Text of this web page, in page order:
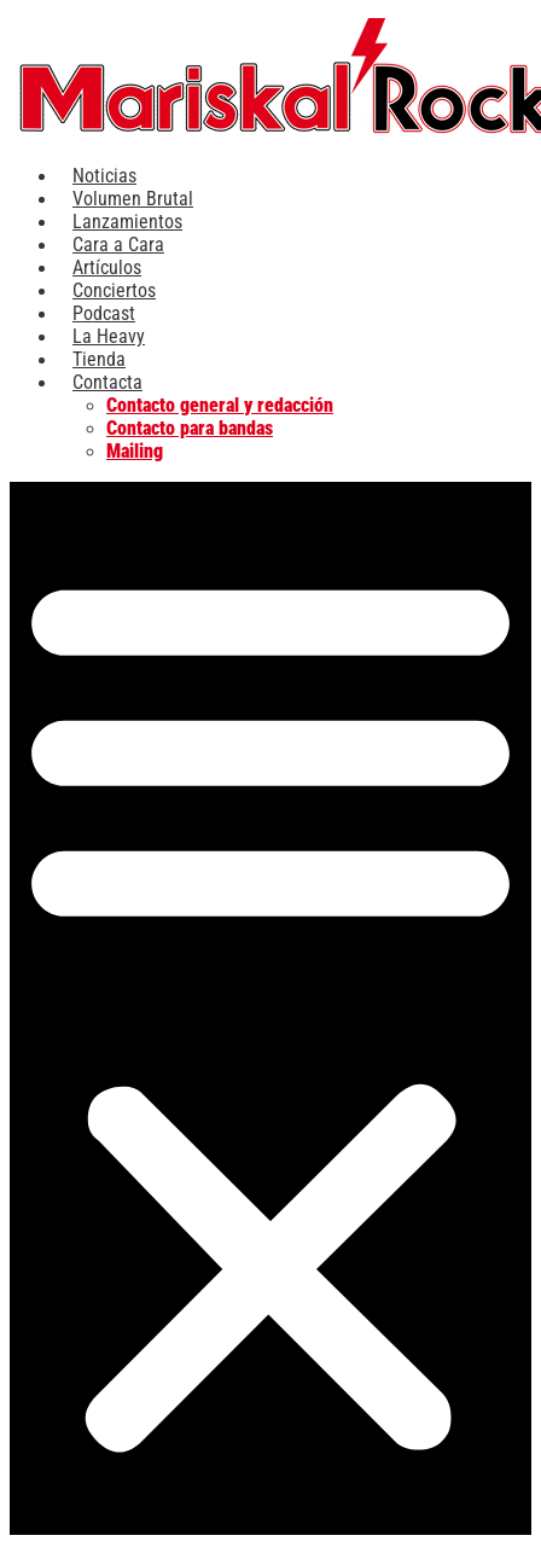
contenido
Noticias
Volumen Brutal
Lanzamientos
Cara a Cara
Artículos
Conciertos
Podcast
La Heavy
Tienda
Contacta
Contacto general y redacción
Contacto para bandas
Mailing